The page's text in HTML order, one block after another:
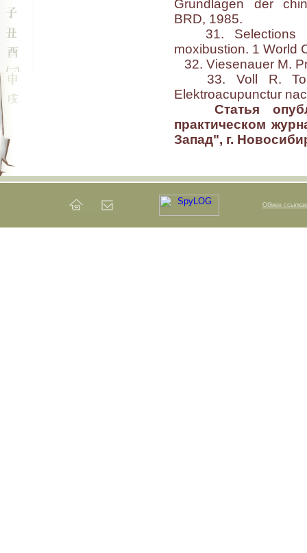
Grundlagen der
BRD, 1985.
31. Selections
moxibustion. 1 World
32. Viesenauer M.
33. Voll R.
Elektroaсupunctur
Статья
практическом
Запад", г.
Обмен